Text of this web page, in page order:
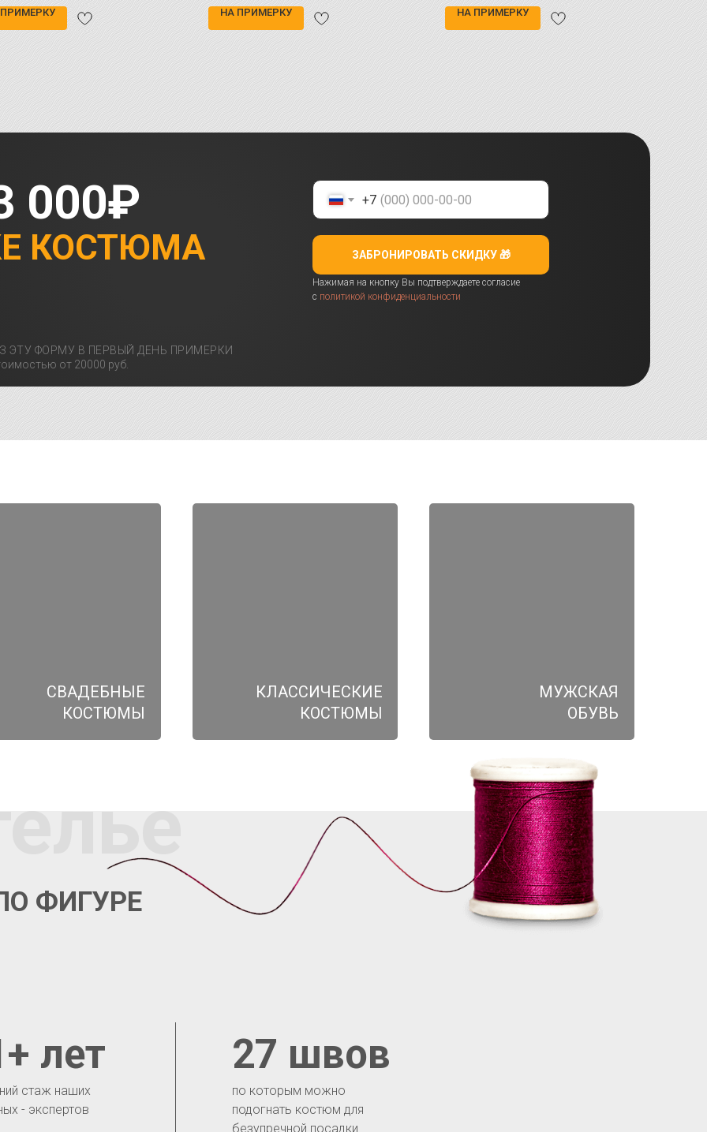
НА ПРИМЕРКУ НА ПРИМЕРКУ
КОСТЮМА
000₽
ЭТУ ФОРМУ В ПЕРВЫЙ ДЕНЬ ПРИМЕРКИ
от 20000 руб.
+7
ЗАБРОНИРОВАТЬ СКИДКУ 🎁
Нажимая на кнопку Вы подтверждаете согласие
с политикой конфиденциальности
СВАДЕБНЫЕ
КОСТЮМЫ
КЛАССИЧЕСКИЕ
КОСТЮМЫ
МУЖСКАЯ
ОБУВЬ
ФИГУРЕ
по которым можно
подогнать костюм для
безупречной посадки
27 швов
стаж наших
- экспертов
лет